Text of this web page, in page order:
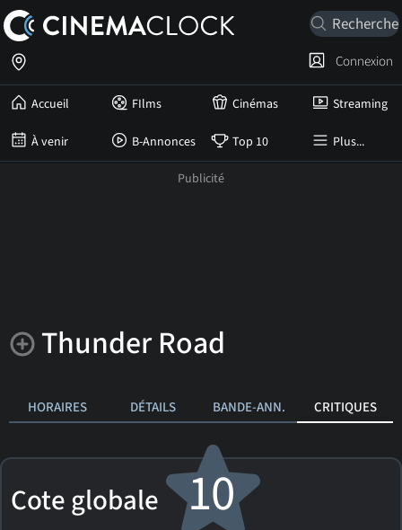
Accueil FIlms Cinémas Streaming
À venir B-Annonces Top 10 Plus...
Connexion
Thunder Road
HORAIRES DÉTAILS BANDE-ANN. CRITIQUES
Cote globale 10